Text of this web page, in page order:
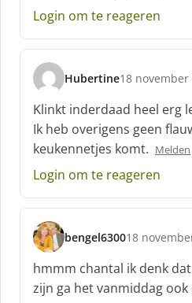
Login om te reageren
Hubertine
s
c
h
r
e
e
:
18 november
Klinkt inderdaad heel erg
Ik heb overigens geen
keukennetjes komt. Melden
Login om te reageren
bengel6300
s
c
h
r
18
hmmm chantal ik denk
zijn ga het vanmiddag